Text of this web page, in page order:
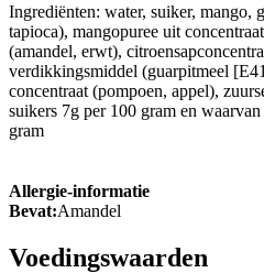
Ingrediënten: water, suiker, mango,
tapioca), mangopuree uit
(amandel, erwt),
verdikkingsmiddel (guarpitmeel
concentraat (pompoen, appel),
suikers 7g per 100 gram en
gram
Allergie-informatie
Bevat:Amandel
Voedingswaarden